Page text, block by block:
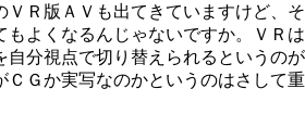
Ｒ版ＡＶも出てきていますけど、そ
もよくなるんじゃないですか。ＶＲは
自分視点で切り替えられるというのが
ＣＧか実写なのかというのはさして重